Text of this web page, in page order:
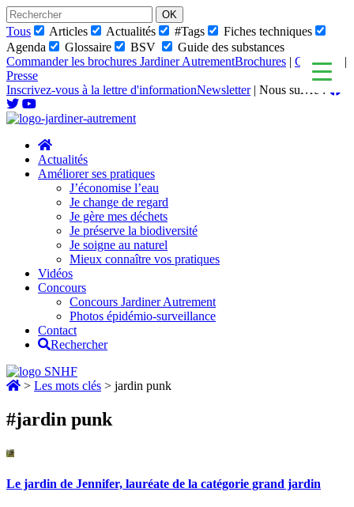
Skip
to
content
Tous Articles Actualités #Tags
Fiches techniques
Agenda
Glossaire BSV
Guide des substances
Commander les brochures Jardiner AutrementBrochures | Glossaire
|
Presse
Inscrivez-vous à la lettre d'informationNewsletter| Nous suivre :
Actualités
Améliorer ses pratiques
J’économise l’eau
Je change de regard
Je gère mes déchets
Je préserve la biodiversité
Je soigne au naturel
Mieux connaître vos pratiques
Vidéos
Concours
Concours Jardiner Autrement
Photos épidémio-surveillance
Contact
Rechercher
> Les mots clés > jardin punk
#jardin punk
Le jardin de Jennifer, lauréate de la catégorie grand jardin